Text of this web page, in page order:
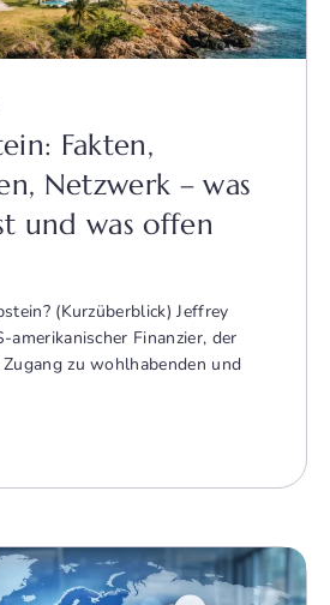
Fakten,
Netzwerk – was
und was offen
(Kurzüberblick) Jeffrey
amerikanischer Finanzier, der
zu wohlhabenden und